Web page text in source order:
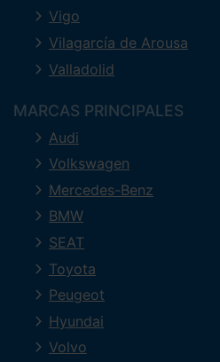
Vigo
Vilagarcía de Arousa
Valladolid
MARCAS PRINCIPALES
Audi
Volkswagen
Mercedes-Benz
BMW
SEAT
Toyota
Peugeot
Hyundai
Volvo